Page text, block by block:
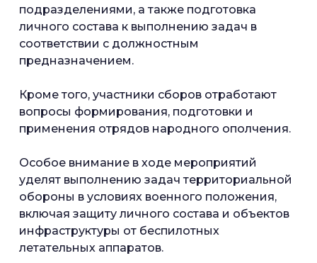
подразделениями, а также подготовка
личного состава к выполнению задач в
соответствии с должностным
предназначением.
Кроме того, участники сборов отработают
вопросы формирования, подготовки и
применения отрядов народного ополчения.
Особое внимание в ходе мероприятий
уделят выполнению задач территориальной
обороны в условиях военного положения,
включая защиту личного состава и объектов
инфраструктуры от беспилотных
летательных аппаратов.